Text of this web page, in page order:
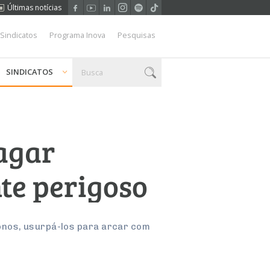
Últimas notícias
Programa Inova Pesquisas
SINDICATOS
perigoso
usurpá-los para arcar com